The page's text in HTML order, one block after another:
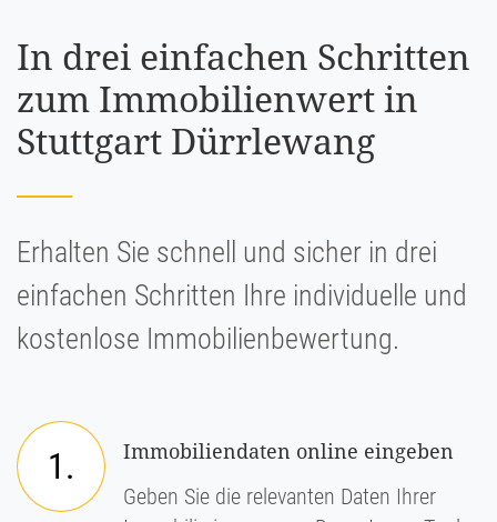
In drei einfachen Schritten
zum Immobilienwert in
Stuttgart Dürrlewang
Erhalten Sie schnell und sicher in drei
einfachen Schritten Ihre individuelle und
kostenlose Immobilienbewertung.
1.
Immobiliendaten online eingeben
Geben Sie die relevanten Daten Ihrer